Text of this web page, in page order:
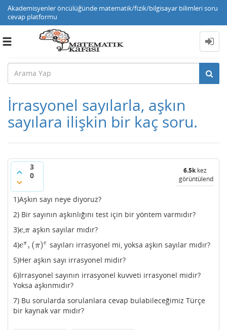
Akademisyenler öncülüğünde matematik/fizik/bilgisayar bilimleri soru
cevap platformu
Toggle
İrrasyonel sayılarla, aşkın
sayılara ilişkin bir kaç soru.
3
0
6.5kkez
görüntülendi
1)Aşkın sayı neye diyoruz?
2) Bir sayının aşkınlığını test için bir yöntem varmıdır?
3)e
e,π
π aşkın sayılar mıdır?
4)eπ, (π)e
eπ, π)e
sayıları irrasyonel mi, yoksa aşkın sayılar mıdır?
5)Her aşkın sayı irrasyonel midir?
6)İrrasyonel sayının irrasyonel kuvveti irrasyonel midir?
Yoksa aşkınmıdır?
7) Bu sorularda sorulanlara cevap bulabileceğimiz Türçe
bir kaynak var mıdır?